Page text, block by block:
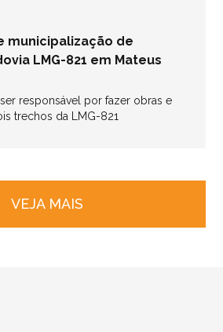
municipalização de
LMG-821 em Mateus
responsável por fazer obras e
trechos da LMG-821
VEJA MAIS